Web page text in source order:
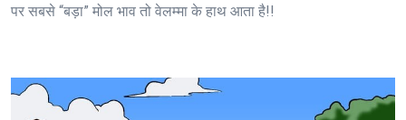
पर सबसे “बड़ा” मोल भाव तो वेलम्मा के हाथ आता है!!